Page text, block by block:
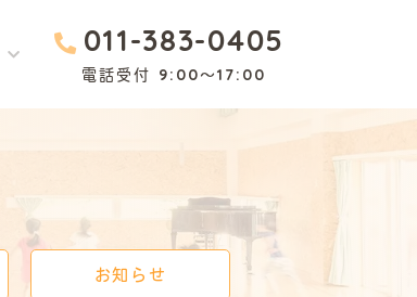
011-383-0405
電話受付 9:00～17:00
お知らせ